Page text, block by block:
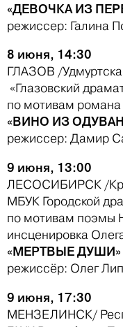
«ДЕВОЧКА ИЗ
режиссер: Галина
8 июня, 14:30
ГЛАЗОВ /
«Глазовский
по мотивам
«ВИНО ИЗ
режиссер: Дамир
9 июня, 13:00
ЛЕСОСИБИРСК /
МБУК Городской
по мотивам поэмы
инсценировка
«МЕРТВЫЕ ДУШИ»
режиссёр: Олег
9 июня, 17:30
МЕНЗЕЛИНСК/